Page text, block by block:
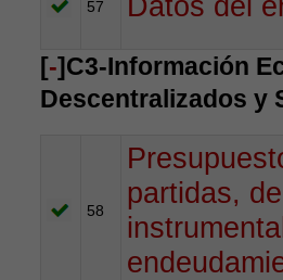
57
[-]C3-Información
Descentralizados y
58
partidas,